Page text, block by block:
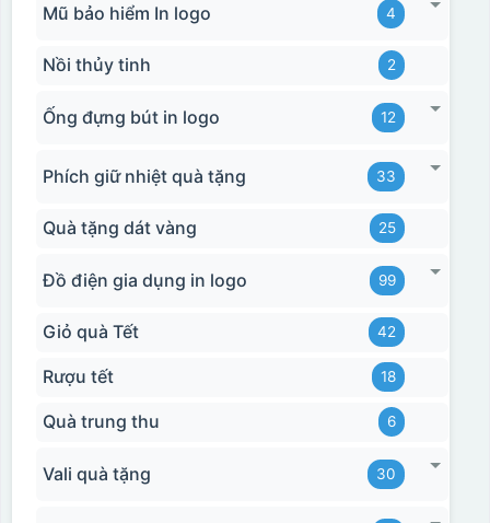
Mũ bảo hiểm In logo 4
Nồi thủy tinh 2
Ống đựng bút in logo 12
Phích giữ nhiệt quà tặng 33
Quà tặng dát vàng 25
Đồ điện gia dụng in logo 99
Giỏ quà Tết 42
Rượu tết 18
Quà trung thu 6
Vali quà tặng 30